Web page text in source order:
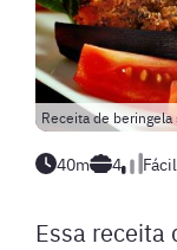
Receita de
40m 4 Fácil
Essa receita